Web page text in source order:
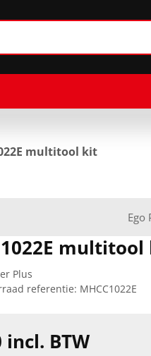
multitool kit
Ego
Plus
referentie: MHCC1022E
incl. BTW